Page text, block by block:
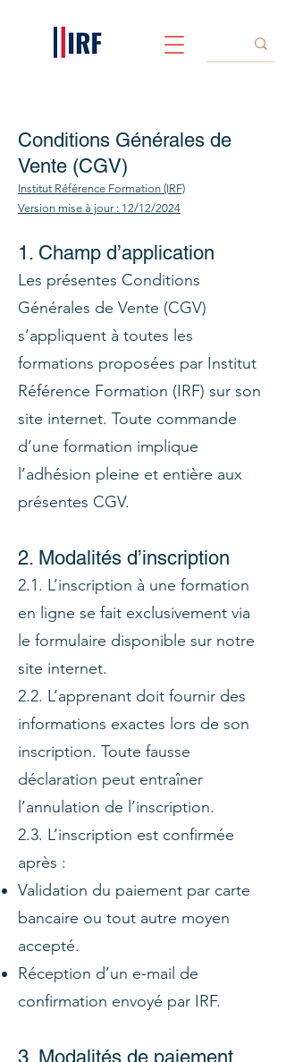
Conditions Générales de
Vente (CGV)
Institut Référence Formation (IRF)
Version mise à jour : 12/12/2024
1. Champ d’application
Les présentes Conditions
Générales de Vente (CGV)
s’appliquent à toutes les
formations proposées par Institut
Référence Formation (IRF) sur son
site internet. Toute commande
d’une formation implique
l’adhésion pleine et entière aux
présentes CGV.
2. Modalités d’inscription
2.1. L’inscription à une formation
en ligne se fait exclusivement via
le formulaire disponible sur notre
site internet.
2.2. L’apprenant doit fournir des
informations exactes lors de son
inscription. Toute fausse
déclaration peut entraîner
l’annulation de l’inscription.
2.3. L’inscription est confirmée
après :
Validation du paiement par carte
bancaire ou tout autre moyen
accepté.
Réception d’un e-mail de
confirmation envoyé par IRF.
3. Modalités de paiement